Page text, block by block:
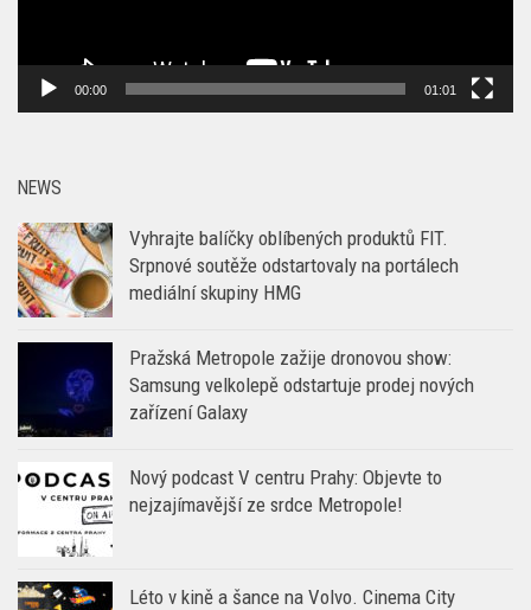
00:00 01:01
NEWS
Vyhrajte balíčky oblíbených produktů FIT.
Srpnové soutěže odstartovaly na portálech
mediální skupiny HMG
Pražská Metropole zažije dronovou show:
Samsung velkolepě odstartuje prodej nových
zařízení Galaxy
Nový podcast V centru Prahy: Objevte to
nejzajímavější ze srdce Metropole!
Léto v kině a šance na Volvo. Cinema City